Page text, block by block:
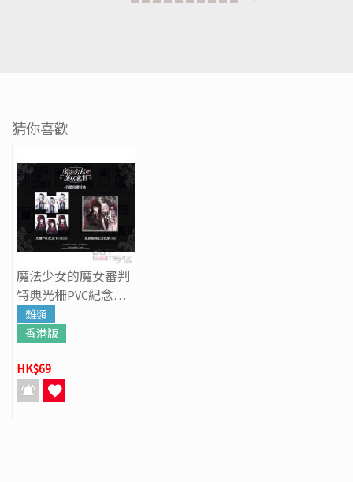
猜你喜歡
魔法少女的魔女審判
特典光柵PVC紀念卡
+ 原創插圖紀念色紙
雜類
香港版
HK$69